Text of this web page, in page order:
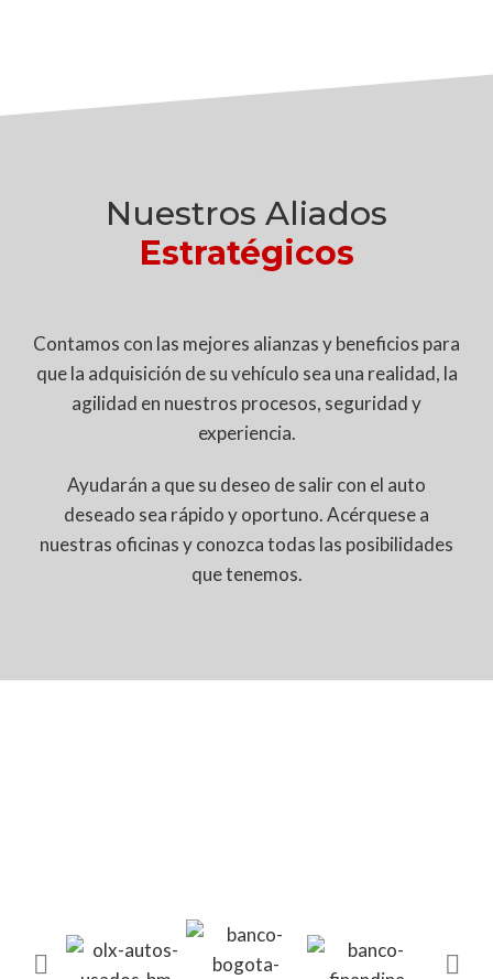
Nuestros Aliados
Estratégicos
Contamos con las mejores alianzas y beneficios para
que la adquisición de su vehículo sea una realidad, la
agilidad en nuestros procesos, seguridad y
experiencia.
Ayudarán a que su deseo de salir con el auto
deseado sea rápido y oportuno. Acérquese a
nuestras oficinas y conozca todas las posibilidades
que tenemos.